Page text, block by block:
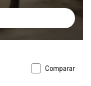
Comparar